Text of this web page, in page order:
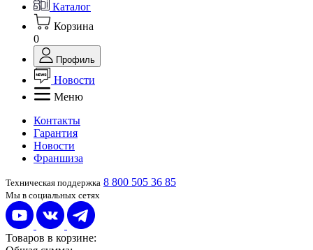
Каталог
Корзина
0
Профиль
Новости
Меню
Контакты
Гарантия
Новости
Франшиза
Техническая поддержка 8 800 505 36 85
Мы в социальных сетях
Товаров в корзине: